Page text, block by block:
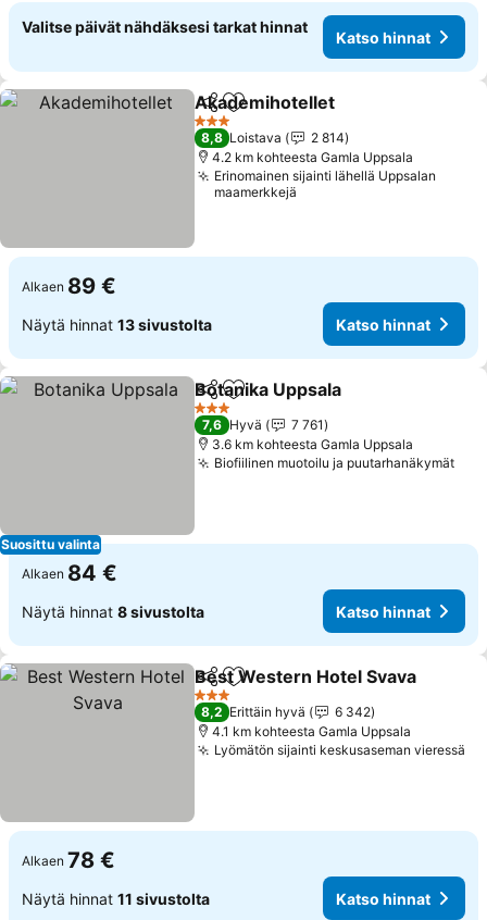
Valitse päivät nähdäksesi tarkat hinnat
Katso hinnat
Jaa Lisää suosikkeihin
Akademihotellet
3 Tähtiluokitus
8,8 Loistava
2 814
4.2 km kohteesta Gamla Uppsala
Erinomainen sijainti lähellä Uppsalan
maamerkkejä
Alkaen 89 €
Näytä hinnat 13 sivustolta Katso hinnat
Suosittu valinta
Jaa Lisää suosikkeihin
Botanika Uppsala
3 Tähtiluokitus
7,6 Hyvä
7 761
3.6 km kohteesta Gamla Uppsala
Biofiilinen muotoilu ja puutarhanäkymät
Alkaen 84 €
Näytä hinnat 8 sivustolta Katso hinnat
Jaa Lisää suosikkeihin
Best Western Hotel Svava
3 Tähtiluokitus
8,2 Erittäin hyvä
6 342
4.1 km kohteesta Gamla Uppsala
Lyömätön sijainti keskusaseman vieressä
Alkaen 78 €
Näytä hinnat 11 sivustolta Katso hinnat